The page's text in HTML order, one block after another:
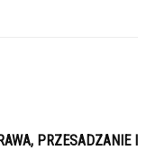
PRZESADZANIE I